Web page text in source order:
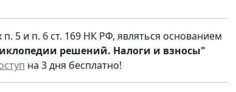
5 и п. 6 ст. 169 НК РФ, являться основанием
решений. Налоги и взносы"
на 3 дня бесплатно!